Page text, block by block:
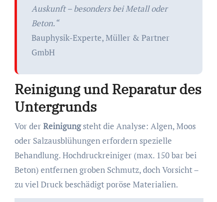
Auskunft – besonders bei Metall oder
Beton.“
Bauphysik-Experte, Müller & Partner
GmbH
Reinigung und Reparatur des
Untergrunds
Vor derReinigungsteht die Analyse: Algen, Moos
oder Salzausblühungen erfordern spezielle
Behandlung. Hochdruckreiniger (max. 150 bar bei
Beton) entfernen groben Schmutz, doch Vorsicht –
zu viel Druck beschädigt poröse Materialien.